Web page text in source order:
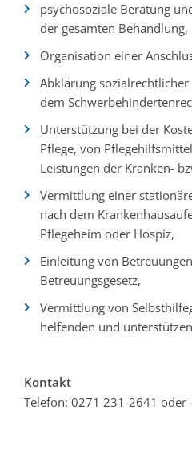
psychosoziale Beratung
der gesamten Behandlung,
Organisation einer
Abklärung sozialrechtlicher
dem
Unterstützung bei der
Pflege, von
Leistungen der Kranken-
Vermittlung einer
nach dem
Pflegeheim oder Hospiz,
Einleitung von
Betreuungsgesetz,
Vermittlung von
helfenden und
Kontakt
Telefon: 0271 231-2641 oder